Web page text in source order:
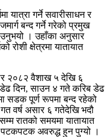
यात्रा गर्ने सवारीसाधन र
बन्द गर्ने गरेको प्रमुख
। उहाँका अनुसार
रोशी क्षेत्रमा यातायात
२०८२ वैशाख ५ देखि ६
दिन, साउन ४ गते करिब डेढ
सडक पूर्ण रूपमा बन्द रहेको
वर्ष असार ६ गतेदेखि भदौ
रातको समयमा यातायात
पटकपटक अवरुद्ध हुन पुग्यो ।